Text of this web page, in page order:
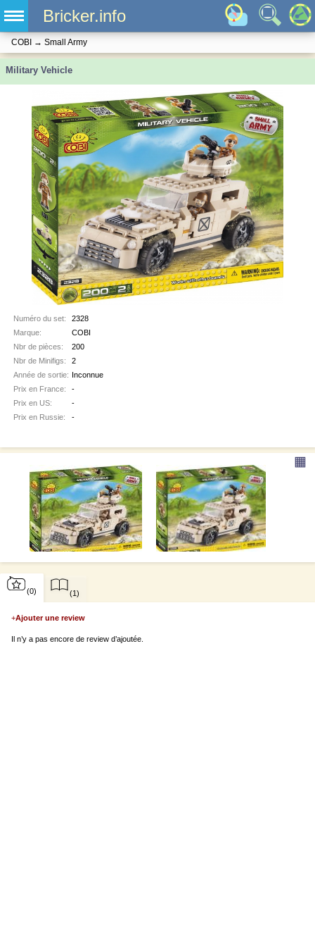
Bricker.info
COBI → Small Army
Military Vehicle
Numéro du set:
2328
Marque:
COBI
Nbr de pièces:
200
Nbr de Minifigs:
2
Année de sortie:
Inconnue
Prix en France:
-
Prix en US:
-
Prix en Russie:
-
▦
(0)
+Ajouter une review
Il n’y a pas encore de review d’ajoutée.
(1)